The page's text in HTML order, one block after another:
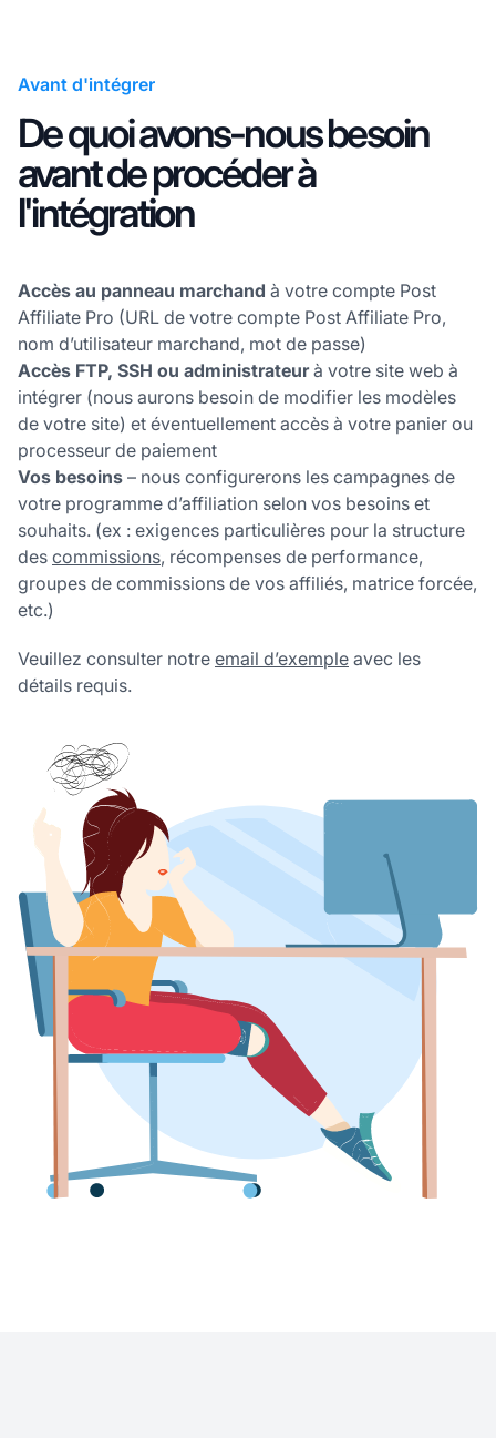
Avant d'intégrer
De quoi avons-nous besoin
avant de procéder à
l'intégration
Accès au panneau marchand à votre compte Post
Affiliate Pro (URL de votre compte Post Affiliate Pro,
nom d’utilisateur marchand, mot de passe)
Accès FTP, SSH ou administrateurà votre site web à
intégrer (nous aurons besoin de modifier les modèles
de votre site) et éventuellement accès à votre panier ou
processeur de paiement
Vos besoins – nous configurerons les campagnes de
votre programme d’affiliation selon vos besoins et
souhaits. (ex : exigences particulières pour la structure
des commissions, récompenses de performance,
groupes de commissions de vos affiliés, matrice forcée,
etc.)
Veuillez consulter notre email d’exemple avec les
détails requis.